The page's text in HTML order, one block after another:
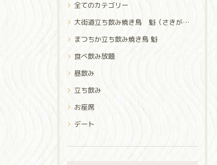
全てのカテゴリー
大街道立ち飲み焼き鳥 魁（さきがけ）
まつちか立ち飲み焼き鳥 魁
食べ飲み放題
昼飲み
立ち飲み
お座席
デート